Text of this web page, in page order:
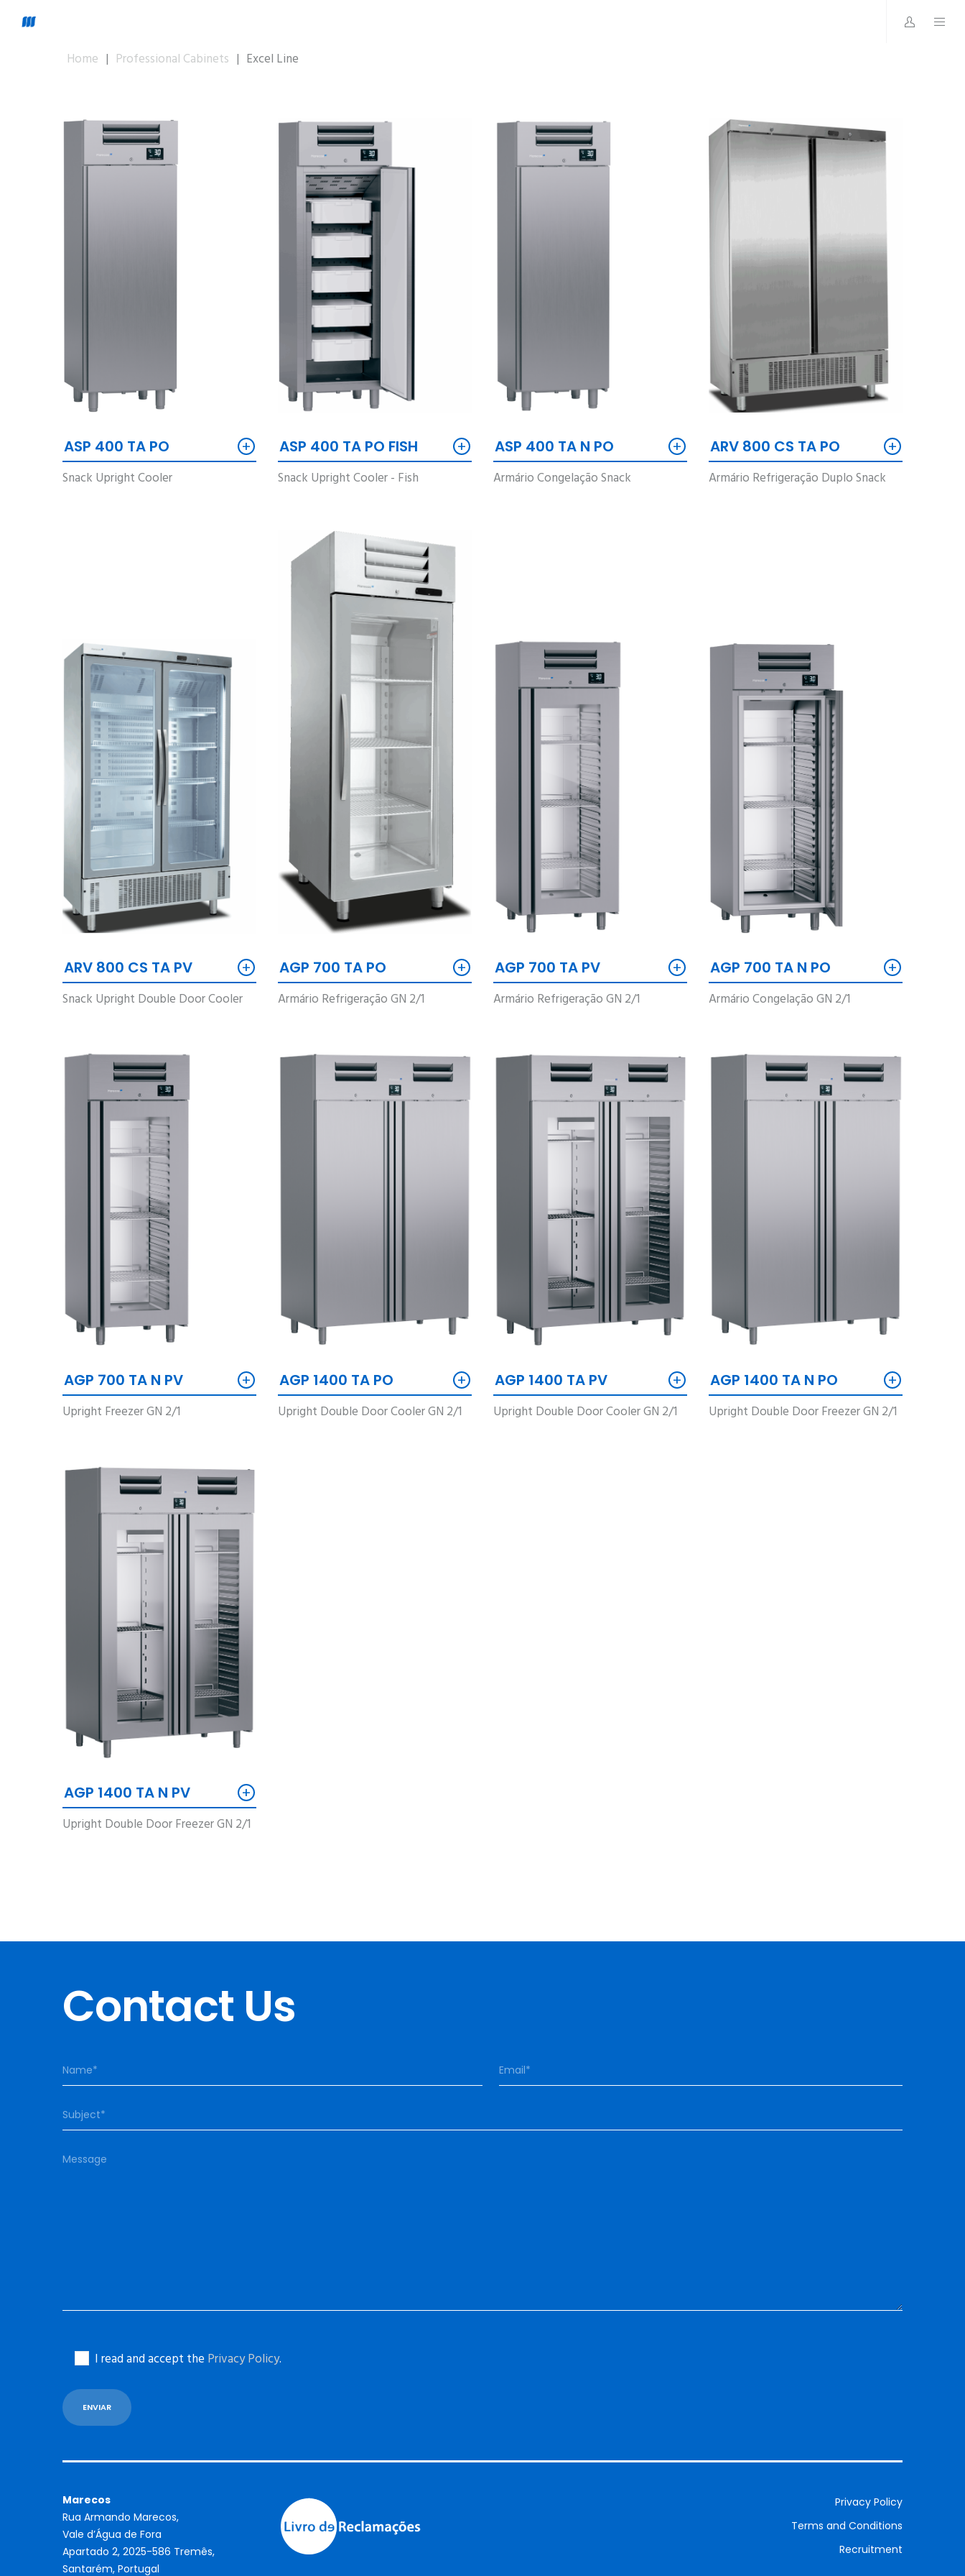
Home | Professional Cabinets | Excel Line
ASP 400 TA PO +
Snack Upright Cooler
ASP 400 TA PO FISH +
Snack Upright Cooler - Fish
ASP 400 TA N PO +
Armário Congelação Snack
ARV 800 CS TA PO +
Armário Refrigeração Duplo Snack
ARV 800 CS TA PV +
Snack Upright Double Door Cooler
AGP 700 TA PO +
Armário Refrigeração GN 2/1
AGP 700 TA PV +
Armário Refrigeração GN 2/1
AGP 700 TA N PO +
Armário Congelação GN 2/1
AGP 700 TA N PV +
Upright Freezer GN 2/1
AGP 1400 TA PO +
Upright Double Door Cooler GN 2/1
AGP 1400 TA PV +
Upright Double Door Cooler GN 2/1
AGP 1400 TA N PO +
Upright Double Door Freezer GN 2/1
AGP 1400 TA N PV +
Upright Double Door Freezer GN 2/1
Contact Us
I read and accept the Privacy Policy.
Marecos
Rua Armando Marecos,
Vale d’Água de Fora
Apartado 2, 2025-586 Tremês,
Santarém, Portugal
Privacy Policy
Terms and Conditions
Recruitment